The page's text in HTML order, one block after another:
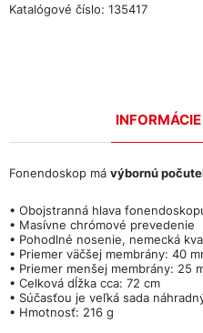
Katalógové číslo: 135417
Fonendoskop má výbornú
• Obojstranná hlava
• Masívne chrómové prevedenie
• Pohodlné nosenie, nemecká
• Priemer väčšej membrány: 40
• Priemer menšej membrány: 25
• Celková dĺžka cca: 72 cm
• Súčasťou je veľká sada
• Hmotnosť: 216 g